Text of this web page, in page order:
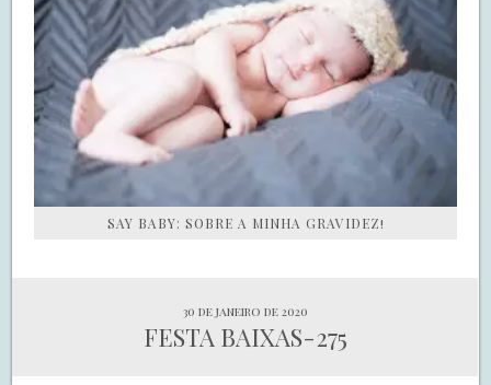
SAY BABY: SOBRE A MINHA GRAVIDEZ!
30 de janeiro de 2020
FESTA BAIXAS-275